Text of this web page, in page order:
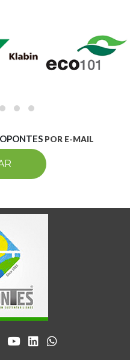
POR E-MAIL